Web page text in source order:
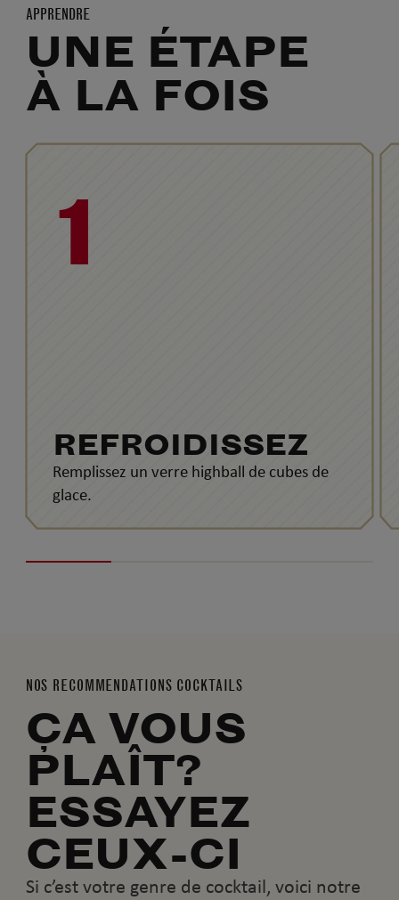
APPRENDRE
UNE ÉTAPE
À LA FOIS
1
REFROIDISSEZ
Remplissez un verre highball de cubes de
glace.
NOS RECOMMENDATIONS COCKTAILS
ÇA VOUS
PLAÎT?
ESSAYEZ
CEUX-CI
Si c’est votre genre de cocktail, voici notre